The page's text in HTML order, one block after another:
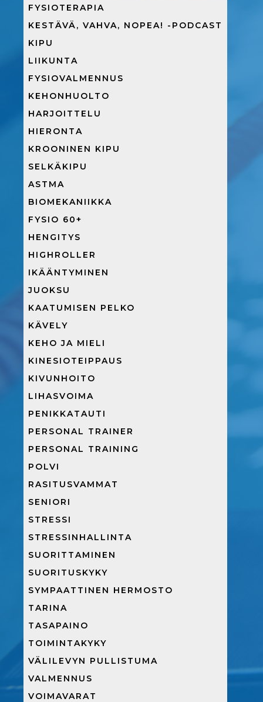
FYSIOTERAPIA
KESTÄVÄ, VAHVA, NOPEA! -PODCAST
KIPU
LIIKUNTA
FYSIOVALMENNUS
KEHONHUOLTO
HARJOITTELU
HIERONTA
KROONINEN KIPU
SELKÄKIPU
ASTMA
BIOMEKANIIKKA
FYSIO 60+
HENGITYS
HIGHROLLER
IKÄÄNTYMINEN
JUOKSU
KAATUMISEN PELKO
KÄVELY
KEHO JA MIELI
KINESIOTEIPPAUS
KIVUNHOITO
LIHASVOIMA
PENIKKATAUTI
PERSONAL TRAINER
PERSONAL TRAINING
POLVI
RASITUSVAMMAT
SENIORI
STRESSI
STRESSINHALLINTA
SUORITTAMINEN
SUORITUSKYKY
SYMPAATTINEN HERMOSTO
TARINA
TASAPAINO
TOIMINTAKYKY
VÄLILEVYN PULLISTUMA
VALMENNUS
VOIMAVARAT